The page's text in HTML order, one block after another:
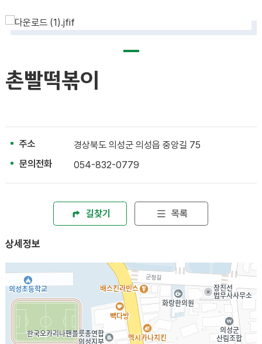
촌빨떡볶이
주소
경상북도 의성군 의성읍 중앙길 75
문의전화
054-832-0779
길찾기 목록
상세정보